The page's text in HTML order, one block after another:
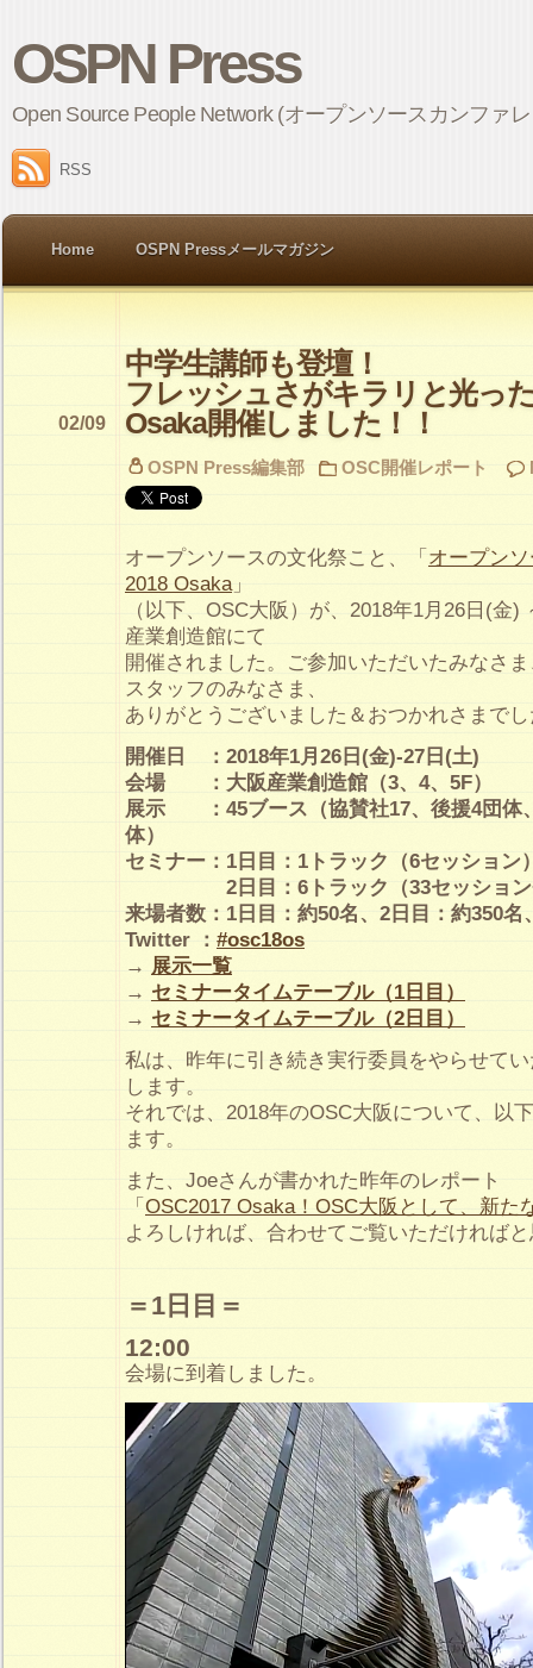
OSPN Press
Open Source People Network (オープンソースカンファ
RSS
Home OSPN Pressメールマガジン
中学生講師も登壇！
フレッシュさがキラリと光っ
Osaka開催しました！！
02/09
OSPN Press編集部 OSC開催レポート
オープンソースの文化祭こと、「 オープン
2018 Osaka」
（以下、OSC大阪）が、2018年1月26日(金
産業創造館にて
開催されました。ご参加いただいたみなさ
スタッフのみなさま、
ありがとうございました＆おつかれさまで
開催日 ：2018年1月26日(金)-27日(土)
会場 ：大阪産業創造館（3、4、5F）
展示 ：45ブース（協賛社17、後援4団体
体）
セミナー：1日目：1トラック（6セッション
2日目：6トラック（33セッション+
来場者数：1日目：約50名、2日目：約350名
Twitter ： #osc18os
→ 展示一覧
→ セミナータイムテーブル（1日目）
→ セミナータイムテーブル（2日目）
私は、昨年に引き続き実行委員をやらせて
します。
それでは、2018年のOSC大阪について、以
ます。
また、Joeさんが書かれた昨年のレポート
「 OSC2017 Osaka！OSC大阪として、新た
よろしければ、合わせてご覧いただければ
＝1日目＝
12:00
会場に到着しました。